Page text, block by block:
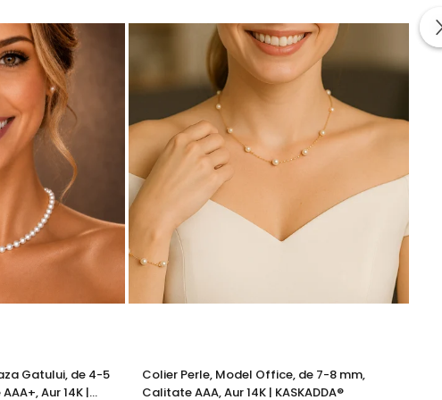
de limitate.
Gatului, de 4-5
Aur 14K |
Colier Perle, Model Office, de 7-8 mm,
Calitate AAA, Aur 14K | KASKADDA®